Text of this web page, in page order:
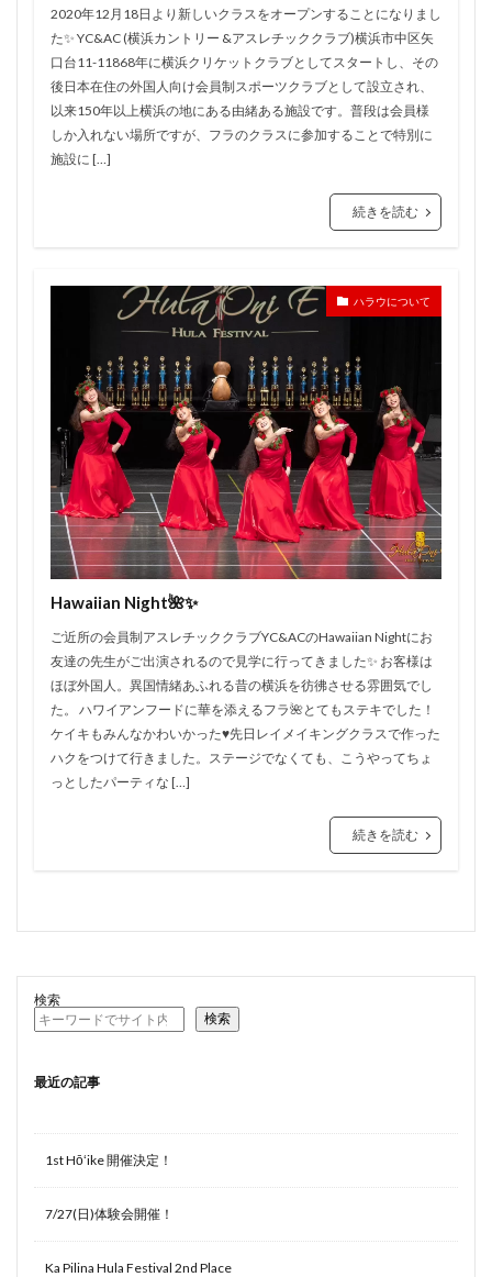
2020年12月18日より新しいクラスをオープンすることになりまし
た✨ YC&AC (横浜カントリー &アスレチッククラブ)横浜市中区矢
口台11-11868年に横浜クリケットクラブとしてスタートし、その
後日本在住の外国人向け会員制スポーツクラブとして設立され、
以来150年以上横浜の地にある由緒ある施設です。普段は会員様
しか入れない場所ですが、フラのクラスに参加することで特別に
施設に […]
続きを読む
ハラウについて
Hawaiian Night🌺✨
ご近所の会員制アスレチッククラブYC&ACのHawaiian Nightにお
友達の先生がご出演されるので見学に行ってきました✨ お客様は
ほぼ外国人。異国情緒あふれる昔の横浜を彷彿させる雰囲気でし
た。 ハワイアンフードに華を添えるフラ🌺とてもステキでした！
ケイキもみんなかわいかった♥️先日レイメイキングクラスで作った
ハクをつけて行きました。ステージでなくても、こうやってちょ
っとしたパーティな […]
続きを読む
検索
検索
最近の記事
1st Hōʻike 開催決定！
7/27(日)体験会開催！
Ka Pilina Hula Festival 2nd Place